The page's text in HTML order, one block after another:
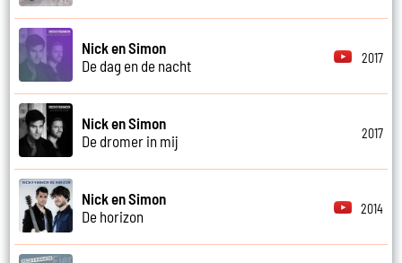
Nick en Simon
De dag en de nacht
2017
Nick en Simon
De dromer in mij
2017
Nick en Simon
De horizon
2014